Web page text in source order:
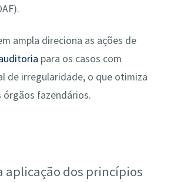
ampla direciona as ações de
para os casos com
de irregularidade, o que otimiza
fazendários.
aplicação dos princípios